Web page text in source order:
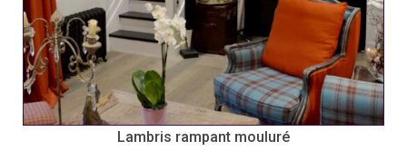
Lambris rampant mouluré